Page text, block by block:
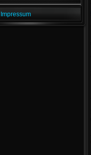
Impressum